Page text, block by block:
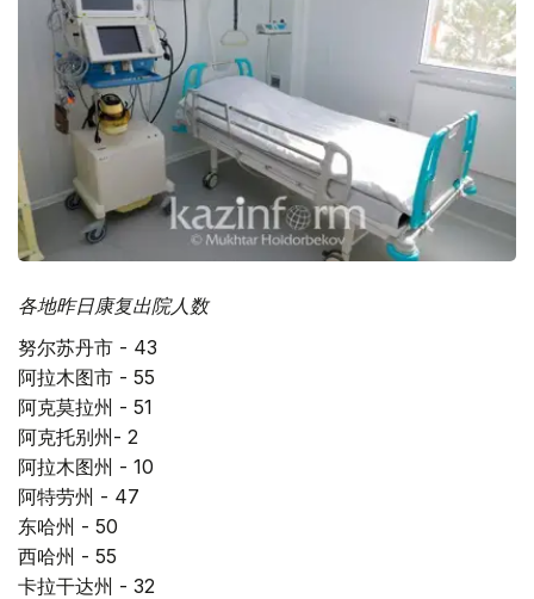
各地昨日康复出院人数
努尔苏丹市 - 43
阿拉木图市 - 55
阿克莫拉州 - 51
阿克托别州- 2
阿拉木图州 - 10
阿特劳州 - 47
东哈州 - 50
西哈州 - 55
卡拉干达州 - 32